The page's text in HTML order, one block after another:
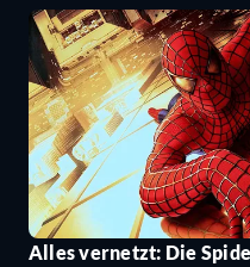
Alles vernetzt: Die